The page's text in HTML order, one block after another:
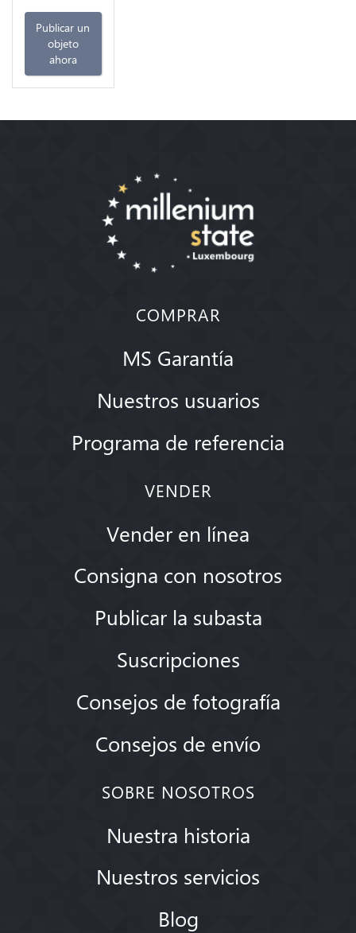
Publicar un
objeto
ahora
COMPRAR
MS Garantía
Nuestros usuarios
Programa de referencia
VENDER
Vender en línea
Consigna con nosotros
Publicar la subasta
Suscripciones
Consejos de fotografía
Consejos de envío
SOBRE NOSOTROS
Nuestra historia
Nuestros servicios
Blog